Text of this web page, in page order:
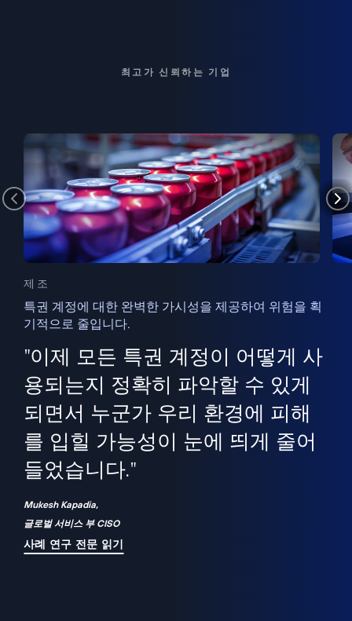
최고가 신뢰하는 기업
제조
특권 계정에 대한 완벽한 가시성을 제공하여 위험을 획
기적으로 줄입니다.
"이제 모든 특권 계정이 어떻게 사
용되는지 정확히 파악할 수 있게
되면서 누군가 우리 환경에 피해
를 입힐 가능성이 눈에 띄게 줄어
들었습니다."
Mukesh Kapadia,
글로벌 서비스 부 CISO
사례 연구 전문 읽기